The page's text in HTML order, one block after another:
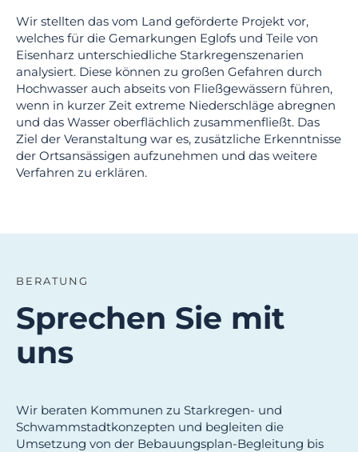
Wir stellten das vom Land geförderte Projekt vor,
welches für die Gemarkungen Eglofs und Teile von
Eisenharz unterschiedliche Starkregenszenarien
analysiert. Diese können zu großen Gefahren durch
Hochwasser auch abseits von Fließgewässern führen,
wenn in kurzer Zeit extreme Niederschläge abregnen
und das Wasser oberflächlich zusammenfließt. Das
Ziel der Veranstaltung war es, zusätzliche Erkenntnisse
der Ortsansässigen aufzunehmen und das weitere
Verfahren zu erklären.
BERATUNG
Sprechen Sie mit
uns
Wir beraten Kommunen zu Starkregen- und
Schwammstadtkonzepten und begleiten die
Umsetzung von der Bebauungsplan-Begleitung bis